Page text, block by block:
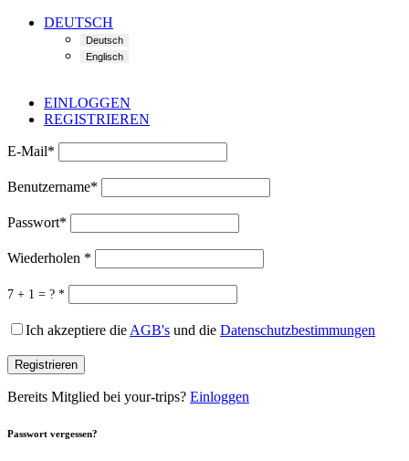
DEUTSCH
EINLOGGEN
REGISTRIEREN
E-Mail*
Benutzername*
Passwort*
Wiederholen *
7 + 1 = ? *
Ich akzeptiere die AGB's und die Datenschutzbestimmungen
Registrieren
Bereits Mitglied bei your-trips? Einloggen
Passwort vergessen?